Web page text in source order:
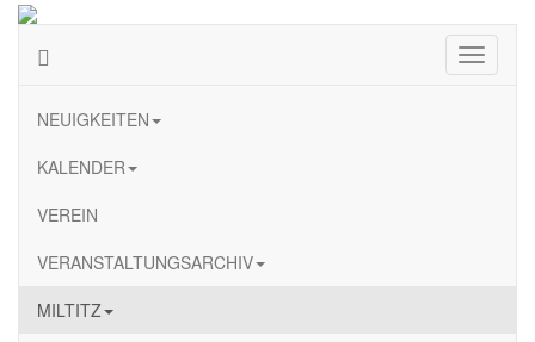
ein-/
NEUIGKEITEN
KALENDER
VEREIN
VERANSTALTUNGSARCHIV
MILTITZ